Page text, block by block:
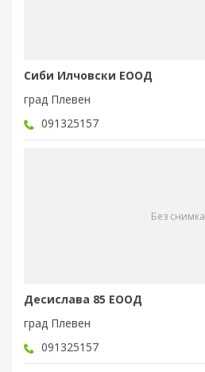
Сиби Илчовски ЕООД
град Плевен
091325157
Без снимка
Десислава 85 ЕООД
град Плевен
091325157